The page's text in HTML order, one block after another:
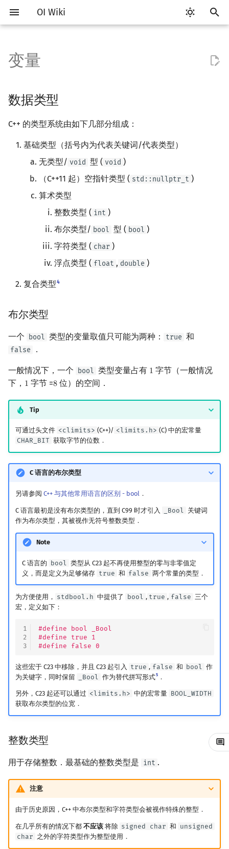
OI Wiki
以
始
搜
Getting Started
关于本项目
如何参与
OI Wiki 不是什么
数学符号表
镜像站列表
比赛相关简介
赛事
题型
学习路线 常见技巧
工具软件简介
代码编辑工具
Atom
CLion
Sublime Text
Code::Blocks
评测工具
CCR Plus
命令行
编译器
WSL (Windows 10)
Special Judge
Validator
OJ 工具
LaTeX 入门
Git
数据类型
布尔类型
整数类型
字符类型
无类型
空指针类型
定宽整数类型
整数提升
浮点提升
数值转换
浮点转换
浮点整数转换
布尔转换
定义变量
变量作用域
常量
参考资料与注释
分支
循环
数组
结构体
联合体
指针
C++ 标准库简介
STL 容器
关联式容器
STL 算法
bitset
类
命名空间
值类别
重载运算符
新版 C++ 特性
Lambda 表达式
算法基础简介
复杂度
枚举
模拟 插入排序
堆排序
Tim 排序
排序应用
前缀和 & 差分
构造
搜索部分简介
DFS（搜索）
BFS（搜索）
双向搜索
迭代加深搜索
Alpha–Beta 剪枝
优化
动态规划部分简介
动态规划基础
记忆化搜索
背包 DP
DAG 上的 DP
计数 DP
动态 DP
概率 DP
DP 优化
四边形不等式优化
其它 DP 方法
字符串部分简介
字符串基础
标准库
字符串匹配
字典树 (Trie)
前缀函数与 KMP 算法
Boyer–Moore 算法
Z 函数（扩展 KMP）
后缀数组 (SA)
后缀自动机 (SAM)
后缀平衡树
后缀树
Manacher
回文树
序列自动机
最小表示法
Lyndon 分解
Main–Lorentz 算法
数学部分简介
布尔代数
数字系统
格雷码
位操作
高精度计算
置换和排列
弧度制与坐标系
数论
最大公约数
费马小定理 & 欧拉定理
升幂引理
卢卡斯定理
阶 & 原根
离散对数
数论分块
狄利克雷卷积
Powerful Number 筛
Min_25 筛
连分数
Stern–Brocot 树与 Farey
二次域
多项式与生成函数
快速数论变换
多项式初等函数
Lagrange 反演
普通生成函数
组合数学
斐波那契数列
伯努利数
范德蒙德卷积
图论计数
矩阵
线性映射
线性规划
抽象代数
域论
概率论
随机变量的数字特征
博弈论
非公平组合游戏
数值算法
牛顿迭代法
序理论
杨氏矩阵
拟阵
数据结构部分简介
栈
队列
链表
并查集
左偏树
块状数据结构
树分块
ST 表
树状数组
线段树
猫树
值
二叉搜索树 & 平衡树
WBLT
红黑树
跳表
可持久化数据结构
可持久化平衡树
树套树
树状数组套权值线段树
K-D Tree
动态树
Top Tree
析合树
PQ 树
霍夫曼树
图论部分简介
图论相关概念
图的存储
DFS（图论）
树上问题
树的重心
树分治
树上随机游走
同余最短路
斯坦纳树
拆点
连通性相关
圆方树
最小环
2-SAT
欧拉图
哈密顿图
二分图
平面图
弦图
图的着色
费用流
图的匹配
一般图最大匹配
Prüfer 序列
矩阵树定理
最大团搜索算法
图上随机游走
计算几何部分简介
二维计算几何基础
三维计算几何基础
距离
三角剖分
平面最近点对
随机增量法
反演变换
杂项简介
离散化
双指针
离线算法 莫队算法
随机化
模拟退火
有限状态自动机
计算理论基础
约瑟夫问题
表达式求值
在一台机器上规划任务
Garsia–Wachs 算法
15-puzzle
Kahan 求和
珂朵莉树/颜色段均摊
空间优化简介
RMQ
并查集应用
括号序列
线段树与离线询问
变量
数据类型
C++ 的类型系统由如下几部分组成：
基础类型（括号内为代表关键词/代表类型）
无类型/ void 型 ( void )
（C++11 起）空指针类型 ( std::nullptr_t )
算术类型
整数类型 ( int )
布尔类型/ bool 型 ( bool )
字符类型 ( char )
浮点类型 ( float , double )
复合类型4
布尔类型
一个 bool 类型的变量取值只可能为两种： true 和
false ．
一般情况下，一个 bool 类型变量占有 1
1 字节（一般情况
下， 1
1 字节 =8
8 位）的空间．
Tip
可通过头文件 <climits> (C++)/ <limits.h> (C) 中的宏常量
CHAR_BIT 获取字节的位数．
C 语言的布尔类型
另请参阅 C++ 与其他常用语言的区别 - bool．
C 语言最初是没有布尔类型的，直到 C99 时才引入 _Bool
关键词
作为布尔类型，其被视作无符号整数类型．
Note
C 语言的 bool
类型从 C23 起不再使用整型的零与非零值定
义，而是定义为足够储存 true 和 false 两个常量的类型．
为方便使用， stdbool.h 中提供了 bool , true , false 三个
宏，定义如下：
1
2
3
#define bool _Bool
#define true 1
#define false 0
这些宏于 C23 中移除，并且 C23 起引入 true , false 和 bool
作
为关键字，同时保留
_Bool 作为替代拼写形式5．
另外，C23 起还可以通过 <limits.h> 中的宏常量 BOOL_WIDTH
获取布尔类型的位宽．
整数类型
用于存储整数．最基础的整数类型是 int .
注意
由于历史原因，C++ 中布尔类型和字符类型会被视作特殊的整型．
在几乎所有的情况下都 不应该将除 signed char 和 unsigned
char 之外的字符类型作为整型使用．